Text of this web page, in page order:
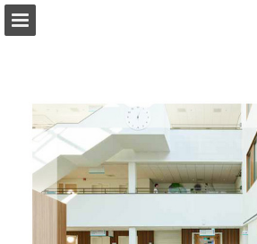
Download PDF
Zoeken
Privacybeleid bekijken